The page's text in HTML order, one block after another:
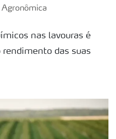
Agronômica
nas lavouras é
das suas